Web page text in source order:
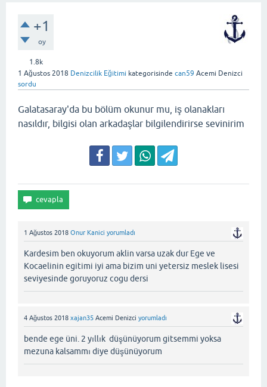
+1
oy
1.8k
1 Ağustos 2018 Denizcilik Eğitimi kategorisinde can59 Acemi Denizci
sordu
Galatasaray'da bu bölüm okunur mu, iş olanakları
nasıldır, bilgisi olan arkadaşlar bilgilendirirse sevinirim
1 Ağustos 2018 Onur Kanici yorumladı
Kardesim ben okuyorum aklin varsa uzak dur Ege ve
Kocaelinin egitimi iyi ama bizim uni yetersiz meslek lisesi
seviyesinde goruyoruz cogu dersi
4 Ağustos 2018 xajan35 Acemi Denizci yorumladı
bende ege üni. 2 yıllık düşünüyorum gitsemmi yoksa
mezuna kalsammı diye düşünüyorum